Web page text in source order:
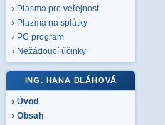
Plasma pro veřejnost
Plazma na splátky
PC program
Nežádoucí účinky
ING. HANA BLÁHOVÁ
Úvod
Obsah